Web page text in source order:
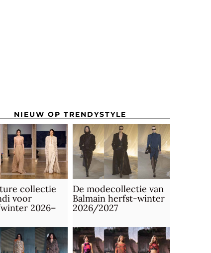
NIEUW OP TRENDYSTYLE
collectie
voor
2026–
De modecollectie van
Balmain herfst-winter
2026/2027